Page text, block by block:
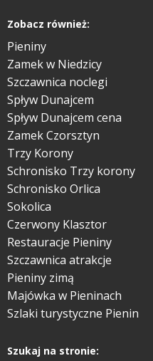
Zobacz również:
Pieniny
Zamek w Niedzicy
Szczawnica noclegi
Spływ Dunajcem
Spływ Dunajcem cena
Zamek Czorsztyn
Trzy Korony
Schronisko Trzy korony
Schronisko Orlica
Sokolica
Czerwony Klasztor
Restauracje Pieniny
Szczawnica atrakcje
Pieniny zimą
Majówka w Pieninach
Szlaki turystyczne Pienin
Szukaj na stronie: